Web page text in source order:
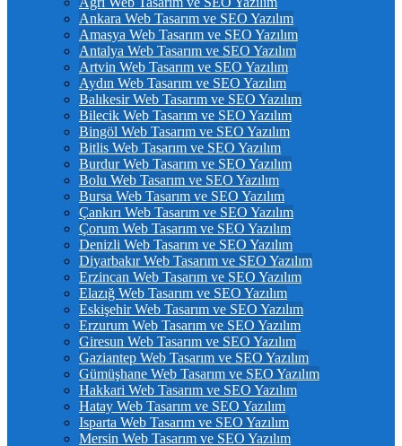
Ankara Web Tasarım ve SEO Yazılım
Amasya Web Tasarım ve SEO Yazılım
Antalya Web Tasarım ve SEO Yazılım
Artvin Web Tasarım ve SEO Yazılım
Aydın Web Tasarım ve SEO Yazılım
Balıkesir Web Tasarım ve SEO Yazılım
Bilecik Web Tasarım ve SEO Yazılım
Bingöl Web Tasarım ve SEO Yazılım
Bitlis Web Tasarım ve SEO Yazılım
Burdur Web Tasarım ve SEO Yazılım
Bolu Web Tasarım ve SEO Yazılım
Bursa Web Tasarım ve SEO Yazılım
Çankırı Web Tasarım ve SEO Yazılım
Çorum Web Tasarım ve SEO Yazılım
Denizli Web Tasarım ve SEO Yazılım
Diyarbakır Web Tasarım ve SEO Yazılım
Erzincan Web Tasarım ve SEO Yazılım
Elazığ Web Tasarım ve SEO Yazılım
Eskişehir Web Tasarım ve SEO Yazılım
Erzurum Web Tasarım ve SEO Yazılım
Giresun Web Tasarım ve SEO Yazılım
Gaziantep Web Tasarım ve SEO Yazılım
Gümüşhane Web Tasarım ve SEO Yazılım
Hakkari Web Tasarım ve SEO Yazılım
Hatay Web Tasarım ve SEO Yazılım
Isparta Web Tasarım ve SEO Yazılım
Mersin Web Tasarım ve SEO Yazılım